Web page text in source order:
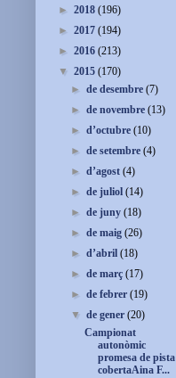
► 2018 (196)
► 2017 (194)
► 2016 (213)
▼ 2015 (170)
►de desembre(7)
►de novembre(13)
►d’octubre(10)
►de setembre(4)
►d’agost(4)
►de juliol(14)
►de juny(18)
►de maig(26)
►d’abril(18)
►de març(17)
►de febrer(19)
▼de gener(20)
Campionat
autonòmic
promesa de pista
cobertaAina F...